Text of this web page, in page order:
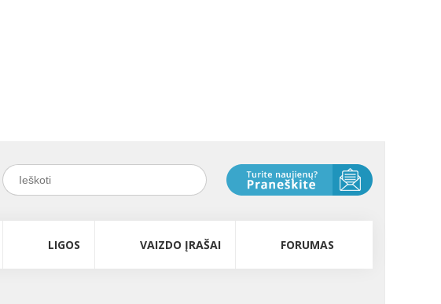
LIGOS VAIZDO ĮRAŠAI FORUMAS